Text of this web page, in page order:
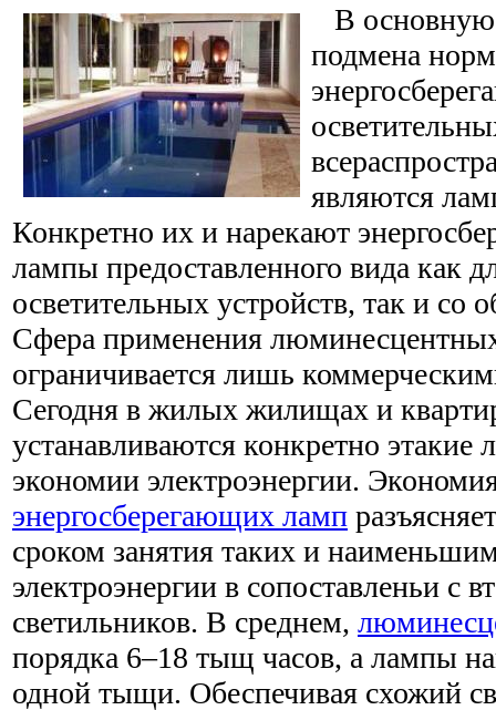
В
подмена
являются
Конкретно их и нарекают
лампы предоставленного вида как
осветительных устройств, так и
Сфера применения
ограничивается лишь
Сегодня в жилых жилищах и
устанавливаются конкретно этакие
экономии электроэнергии.
энергосберегающих ламп
сроком занятия таких и
электроэнергии в сопоставленьи с
светильников. В среднем,
порядка 6–18 тыщ часов, а лампы
одной тыщи. Обеспечивая схожий